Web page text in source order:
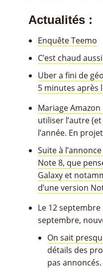
Actualités :
Enquête Teemo
C’est chaud
Uber a fini de
5 minutes après
Mariage Amazon
utiliser l’autre
l’année. En
Suite à
Note 8, que
Galaxy et
d’une version
Le 12
septembre,
On sait
détails des
pas annoncés.